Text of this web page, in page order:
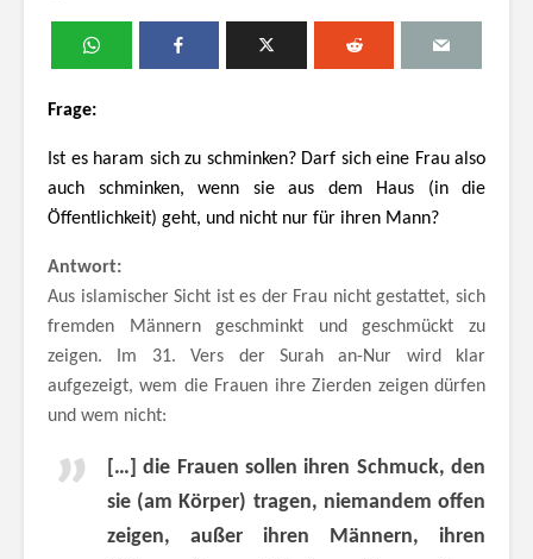
Frage:
Ist es haram sich zu schminken? Darf sich eine Frau also
auch schminken, wenn sie aus dem Haus (in die
Öffentlichkeit) geht, und nicht nur für ihren Mann?
Antwort:
Aus islamischer Sicht ist es der Frau nicht gestattet, sich
fremden Männern geschminkt und geschmückt zu
zeigen. Im 31. Vers der Surah an-Nur wird klar
aufgezeigt, wem die Frauen ihre Zierden zeigen dürfen
und wem nicht:
[…] die Frauen sollen ihren Schmuck, den
sie (am Körper) tragen, niemandem offen
zeigen, außer ihren Männern, ihren